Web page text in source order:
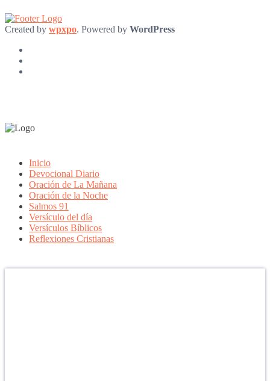
Created by wpxpo. Powered by WordPress
Inicio
Devocional Diario
Oración de La Mañana
Oración de la Noche
Salmos 91
Versículo del día
Versículos Bíblicos
Reflexiones Cristianas